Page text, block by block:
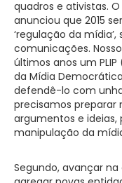
quadros e ativistas.
anunciou que 2015
‘regulação da
comunicações.
últimos anos um
da Mídia
defendê-lo com
precisamos preparar
argumentos e
manipulação da
Segundo, avançar